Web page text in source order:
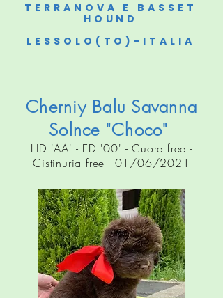
TERRANOVA E BASSET
HOUND
LESSOLO(TO)-ITALIA
Cherniy Balu Savanna
Solnce "Choco"
HD 'AA' - ED '00' - Cuore free -
Cistinuria free - 01/06/2021